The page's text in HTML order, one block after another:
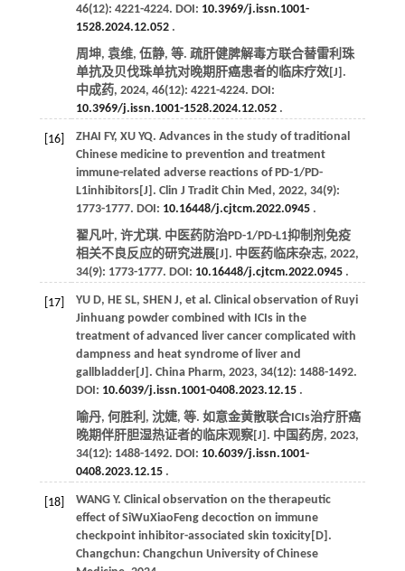
46(12): 4221-4224. DOI: 10.3969/j.issn.1001-
1528.2024.12.052.
周坤, 袁维, 伍静, 等. 疏肝健脾解毒方联合替雷利珠
单抗及贝伐珠单抗对晚期肝癌患者的临床疗效[J].
中成药, 2024, 46(12): 4221-4224. DOI:
10.3969/j.issn.1001-1528.2024.12.052.
[16] ZHAI FY, XU YQ. Advances in the study of traditional
Chinese medicine to prevention and treatment
immune-related adverse reactions of PD-1/PD-
L1inhibitors[J]. Clin J Tradit Chin Med, 2022, 34(9):
1773-1777. DOI: 10.16448/j.cjtcm.2022.0945.
翟凡叶, 许尤琪. 中医药防治PD-1/PD-L1抑制剂免疫
相关不良反应的研究进展[J]. 中医药临床杂志, 2022,
34(9): 1773-1777. DOI: 10.16448/j.cjtcm.2022.0945.
[17] YU D, HE SL, SHEN J, et al. Clinical observation of Ruyi
Jinhuang powder combined with ICIs in the
treatment of advanced liver cancer complicated with
dampness and heat syndrome of liver and
gallbladder[J]. China Pharm, 2023, 34(12): 1488-1492.
DOI: 10.6039/j.issn.1001-0408.2023.12.15.
喻丹, 何胜利, 沈婕, 等. 如意金黄散联合ICIs治疗肝癌
晚期伴肝胆湿热证者的临床观察[J]. 中国药房, 2023,
34(12): 1488-1492. DOI: 10.6039/j.issn.1001-
0408.2023.12.15.
[18] WANG Y. Clinical observation on the therapeutic
effect of SiWuXiaoFeng decoction on immune
checkpoint inhibitor-associated skin toxicity[D].
Changchun: Changchun University of Chinese